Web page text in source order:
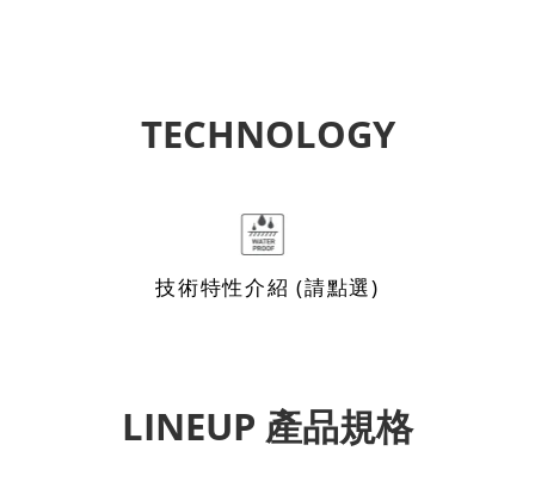
TECHNOLOGY
技術特性介紹 (請點選)
LINEUP 產品規格